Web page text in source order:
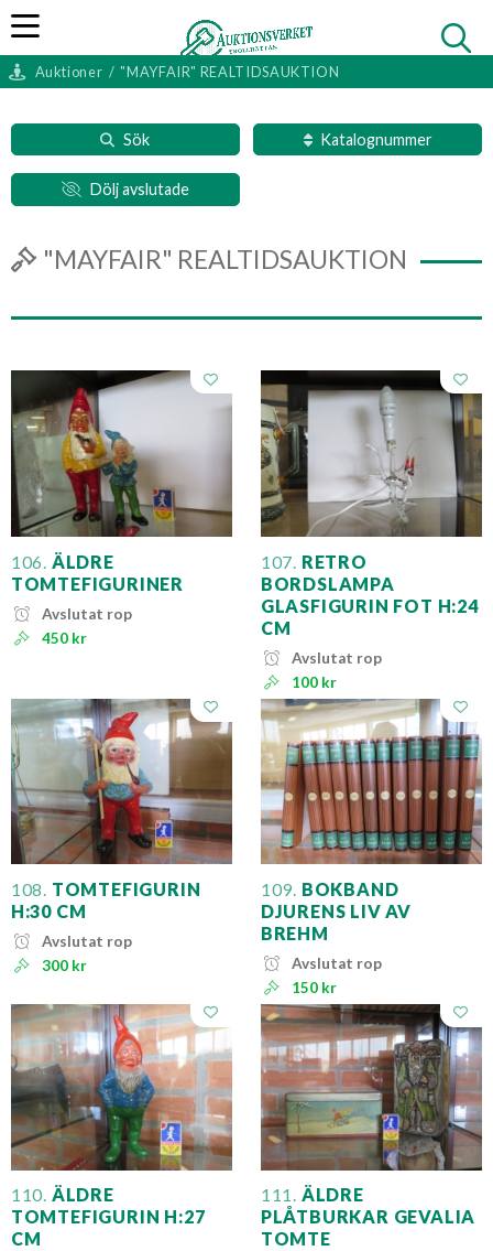
Auktioner / "MAYFAIR" REALTIDSAUKTION
Sök Katalognummer
Dölj avslutade
"MAYFAIR" REALTIDSAUKTION
106. ÄLDRE
TOMTEFIGURINER
Avslutat rop
450 kr
107. RETRO
BORDSLAMPA
GLASFIGURIN FOT H:24
CM
Avslutat rop
100 kr
108. TOMTEFIGURIN
H:30 CM
Avslutat rop
300 kr
109. BOKBAND
DJURENS LIV AV
BREHM
Avslutat rop
150 kr
110. ÄLDRE
TOMTEFIGURIN H:27
CM
111. ÄLDRE
PLÅTBURKAR GEVALIA
TOMTE